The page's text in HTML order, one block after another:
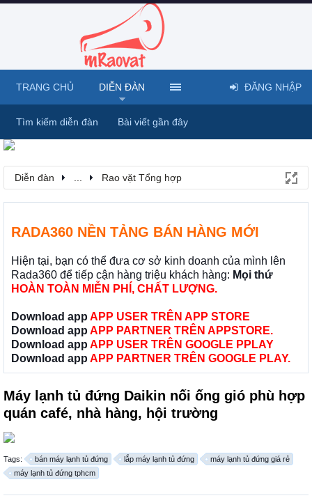
Diễn đàn Rao vặt Tổng hợp
RADA360 NỀN TẢNG BÁN HÀNG MỚI
Hiện tại, bạn có thể đưa cơ sở kinh doanh của mình lên
Rada360 để tiếp cận hàng triệu khách hàng: Mọi thứ
HOÀN TOÀN MIỄN PHÍ, CHẤT LƯỢNG.
Download app APP USER TRÊN APP STORE
Download app APP PARTNER TRÊN APPSTORE.
Download app APP USER TRÊN GOOGLE PPLAY
Download app APP PARTNER TRÊN GOOGLE PLAY.
Máy lạnh tủ đứng Daikin nối ống gió phù hợp
quán café, nhà hàng, hội trường
Tags: bán máy lạnh tủ đứng lắp máy lạnh tủ đứng
máy lạnh tủ đứng giá rẻ
máy lạnh tủ đứng tphcm
TRANG CHỦ DIỄN ĐÀN
Tìm kiếm diễn đàn Bài viết gần đây
ĐĂNG NHẬP